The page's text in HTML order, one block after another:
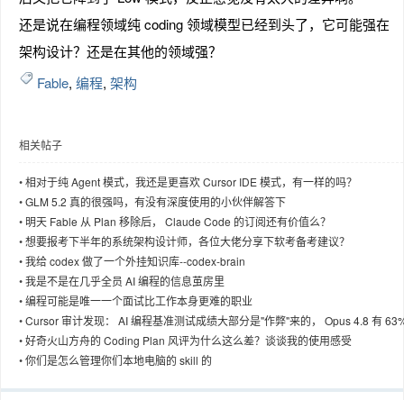
还是说在编程领域纯 coding 领域模型已经到头了，它可能强在
架构设计？还是在其他的领域强？
Fable, 编程, 架构
相关帖子
•相对于纯 Agent 模式，我还是更喜欢 Cursor IDE 模式，有一样的吗？
•GLM 5.2 真的很强吗，有没有深度使用的小伙伴解答下
• 明天 Fable 从 Plan 移除后， Claude Code 的订阅还有价值么？
•想要报考下半年的系统架构设计师，各位大佬分享下软考备考建议？
•我给 codex 做了一个外挂知识库--codex-brain
•我是不是在几乎全员 AI 编程的信息茧房里
•编程可能是唯一一个面试比工作本身更难的职业
•Cursor 审计发现： AI 编程基准测试成绩大部分是"作弊"来的， Opus 4.8 有
解法是抄的
•好奇火山方舟的 Coding Plan 风评为什么这么差？谈谈我的使用感受
•你们是怎么管理你们本地电脑的 skill 的